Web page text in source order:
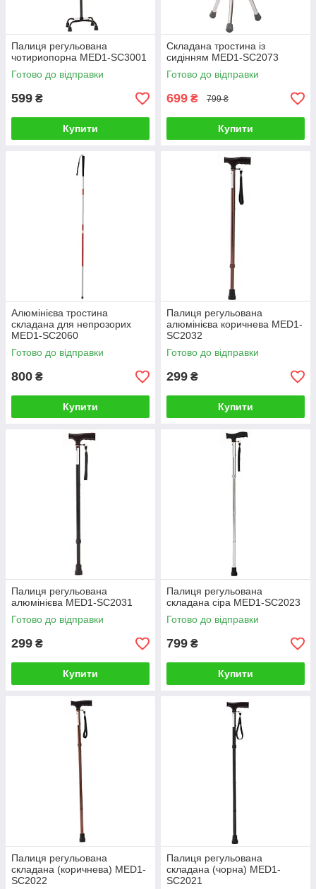
Палиця регульована
чотириопорна MED1-SC3001
Готово до відправки
599 ₴
Купити
Складана тростина із
сидінням MED1-SC2073
Готово до відправки
699 ₴ 799 ₴
Купити
Алюмінієва тростина
складана для непрозорих
MED1-SC2060
Готово до відправки
800 ₴
Купити
Палиця регульована
алюмінієва коричнева MED1-
SC2032
Готово до відправки
299 ₴
Купити
Палиця регульована
алюмінієва MED1-SC2031
Готово до відправки
299 ₴
Купити
Палиця регульована
складана сіра MED1-SC2023
Готово до відправки
799 ₴
Купити
Палиця регульована
складана (коричнева) MED1-
SC2022
Палиця регульована
складана (чорна) MED1-
SC2021